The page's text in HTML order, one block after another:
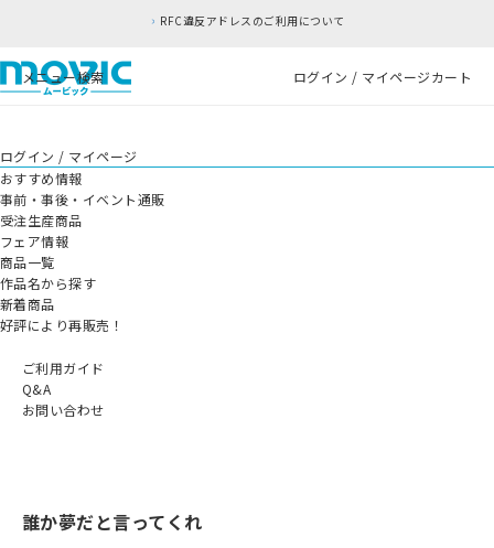
RFC違反アドレスのご利用について
メニュー検索 ログイン / マイページカート
ログイン / マイページ
おすすめ情報
事前・事後・イベント通販
受注生産商品
フェア情報
商品一覧
作品名から探す
新着商品
好評により再販売！
ご利用ガイド
Q&A
お問い合わせ
誰か夢だと言ってくれ